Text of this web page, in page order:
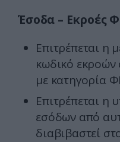
Έσοδα – Εκροές
Επιτρέπεται
κωδικό εκροών
με κατηγορία
Επιτρέπεται η
εσόδων από
διαβιβαστεί